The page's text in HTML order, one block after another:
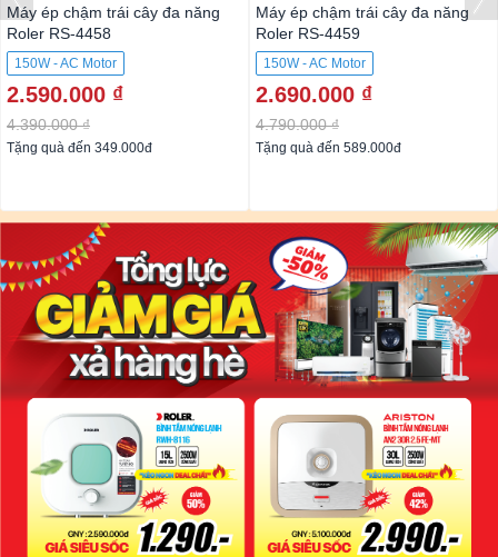
Máy ép chậm trái cây đa năng
Roler RS-4458
150W - AC Motor
2.590.000 ₫
4.390.000 ₫
Tặng quà đến 349.000đ
Máy ép chậm trái cây đa năng
Roler RS-4459
150W - AC Motor
2.690.000 ₫
4.790.000 ₫
Tặng quà đến 589.000đ